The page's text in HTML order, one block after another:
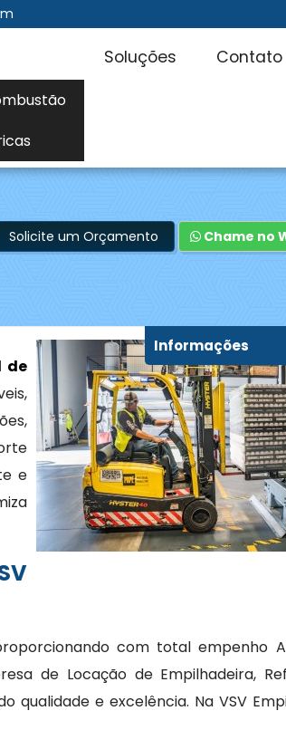
Soluções Contato
Solicite um Orçamento Chame no
de
e
com total empenho
de Locação de Empilhadeira,
qualidade e excelência. Na VSV
Informações